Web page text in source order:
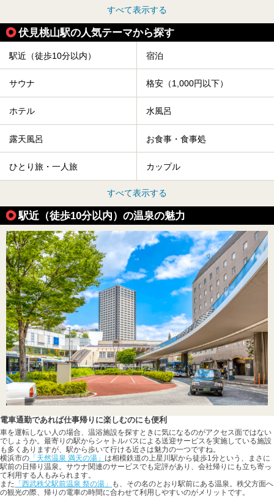
すべて表示する
伏見桃山駅の人気テーマから探す
駅近（徒歩10分以内） 宿泊
サウナ 格安（1,000円以下）
ホテル 水風呂
露天風呂 お食事・食事処
ひとり旅・一人旅 カップル
すべて表示する
駅近（徒歩10分以内）の温泉の魅力
電車通勤であれば仕事帰りに楽しむのにも便利
車を運転しない人の場合、温浴施設を探すときに気になるのがアクセス面ではない
でしょうか。最寄りの駅からシャトルバスによる送迎サービスを実施している施設
も多くありますが、駅から歩いて行ける近さは魅力の一つですね。
横浜市の 「天然温泉 満天の湯」 は相模鉄道の上星川駅から徒歩1分という、まさに
駅前の日帰り温泉。サウナ関連のサービスでも定評があり、会社帰りにも立ち寄っ
て利用する人もみられます。
また 「西武秩父駅前温泉 祭の湯」
も、その名のとおり駅前にある温泉。秩父方面へ
の観光の際、帰りの電車の時間に合わせて利用しやすいのがメリットです。